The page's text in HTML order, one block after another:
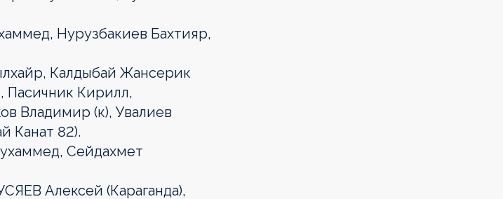
Нурузбакиев Бахтияр,
Калдыбай Жансерик
Пасичник Кирилл,
Владимир (к), Увалиев
Канат 82).
Сейдахмет
Алексей (Караганда),